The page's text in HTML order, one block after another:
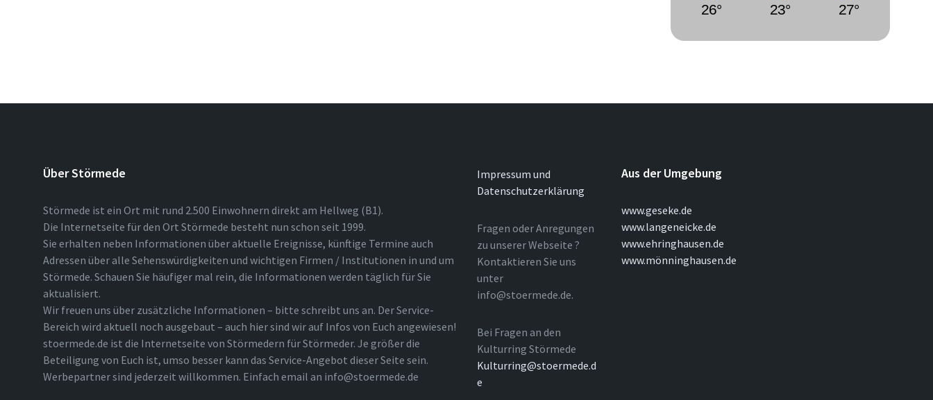
26° 23° 27°
Über Störmede
Störmede ist ein Ort mit rund 2.500 Einwohnern direkt am Hellweg (B1).
Die Internetseite für den Ort Störmede besteht nun schon seit 1999.
Sie erhalten neben Informationen über aktuelle Ereignisse, künftige Termine auch
Adressen über alle Sehenswürdigkeiten und wichtigen Firmen / Institutionen in und um
Störmede. Schauen Sie häufiger mal rein, die Informationen werden täglich für Sie
aktualisiert.
Wir freuen uns über zusätzliche Informationen – bitte schreibt uns an. Der Service-
Bereich wird aktuell noch ausgebaut – auch hier sind wir auf Infos von Euch angewiesen!
stoermede.de ist die Internetseite von Störmedern für Störmeder. Je größer die
Beteiligung von Euch ist, umso besser kann das Service-Angebot dieser Seite sein.
Werbepartner sind jederzeit willkommen. Einfach email an info@stoermede.de
Impressum und
Datenschutzerklärung
Fragen oder Anregungen
zu unserer Webseite ?
Kontaktieren Sie uns
unter
info@stoermede.de.
Bei Fragen an den
Kulturring Störmede
Kulturring@stoermede.d
e
Aus der Umgebung
www.geseke.de
www.langeneicke.de
www.ehringhausen.de
www.mönninghausen.de